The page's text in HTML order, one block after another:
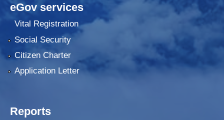
eGov services
Vital Registration
Social Security
Citizen Charter
Application Letter
Reports